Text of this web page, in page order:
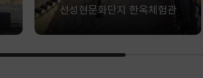
선성현문화단지 한옥체험관